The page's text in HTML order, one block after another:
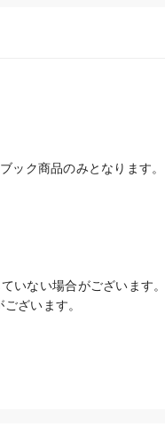
ック商品のみとなります。
いない場合がございます。
ざいます。